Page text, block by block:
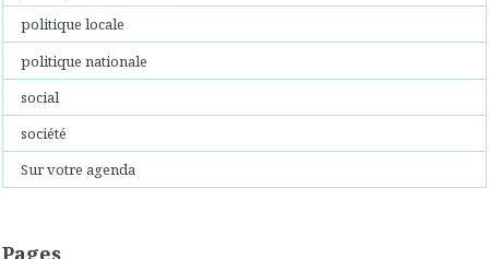
politique locale
politique nationale
social
société
Sur votre agenda
Pages